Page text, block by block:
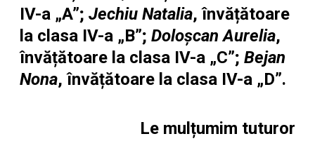
IV-a „A”; Jechiu Natalia, învățătoare
la clasa IV-a „B”; Doloșcan Aurelia,
învățătoare la clasa IV-a „C”; Bejan
Nona, învățătoare la clasa IV-a „D”.
Le mulțumim tuturor